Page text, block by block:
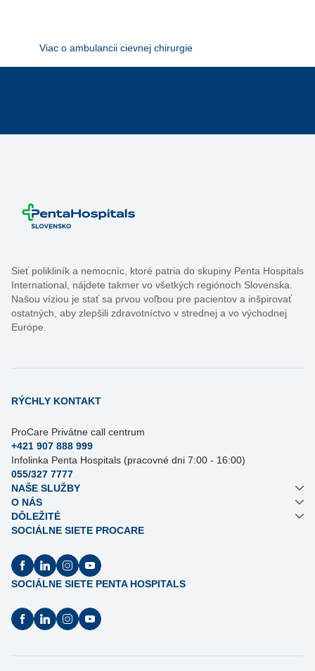
Viac o ambulancii cievnej chirurgie
Sieť polikliník a nemocníc, ktoré patria do skupiny Penta Hospitals
International, nájdete takmer vo všetkých regiónoch Slovenska.
Našou víziou je stať sa prvou voľbou pre pacientov a inšpirovať
ostatných, aby zlepšili zdravotníctvo v strednej a vo východnej
Európe.
RÝCHLY KONTAKT
ProCare Privátne call centrum
+421 907 888 999
Infolinka Penta Hospitals (pracovné dni 7:00 - 16:00)
055/327 7777
NAŠE SLUŽBY
O NÁS
DÔLEŽITÉ
SOCIÁLNE SIETE PROCARE
SOCIÁLNE SIETE PENTA HOSPITALS